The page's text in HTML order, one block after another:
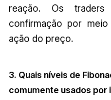
reação. Os
confirmação por
ação do preço.
3. Quais níveis de
comumente usados por